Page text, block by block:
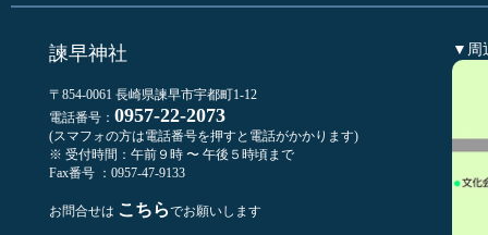
諫早神社
〒854-0061 長崎県諫早市宇都町1-12
電話番号： 0957-22-2073
(スマフォの方は電話番号を押すと電話がかかります)
※ 受付時間：午前９時 〜 午後５時頃まで
Fax番号 ：0957-47-9133
お問合せは こちらでお願いします
▼周